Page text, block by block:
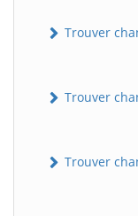
Trouver
Trouver
Trouver